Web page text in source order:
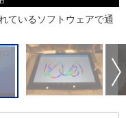
ているソフトウェアで通